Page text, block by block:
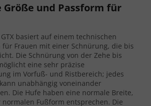
Größe und Passform für
GTX basiert auf einem technischen
für Frauen mit einer Schnürung, die bis
Die Schnürung von der Zehe bis
eine sehr präzise
im Vorfuß- und Ristbereich; jedes
unabhängig voneinander
Die Hufe haben eine normale Breite,
normalen Fußform entsprechen. Die